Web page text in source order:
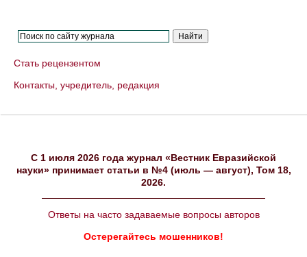
Стать рецензентом
Контакты, учредитель, редакция
C 1 июля 2026 года журнал «Вестник Евразийской
науки» принимает статьи в №4 (июль — август), Том 18,
2026.
Ответы на часто задаваемые вопросы авторов
Остерегайтесь мошенников!